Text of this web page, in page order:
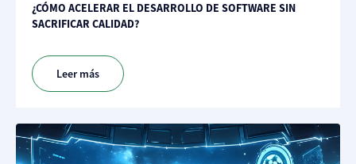
¿CÓMO ACELERAR EL DESARROLLO DE SOFTWARE SIN
SACRIFICAR CALIDAD?
Leer más